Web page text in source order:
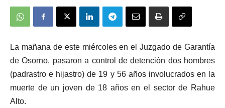
La mañana de este miércoles en el Juzgado de Garantía
de Osorno, pasaron a control de detención dos hombres
(padrastro e hijastro) de 19 y 56 años involucrados en la
muerte de un joven de 18 años en el sector de Rahue
Alto.